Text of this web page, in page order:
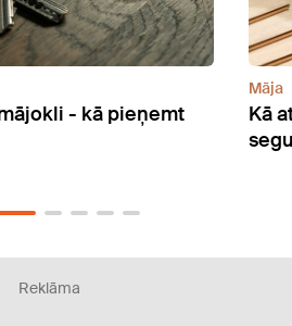
grīdas
Reklāma